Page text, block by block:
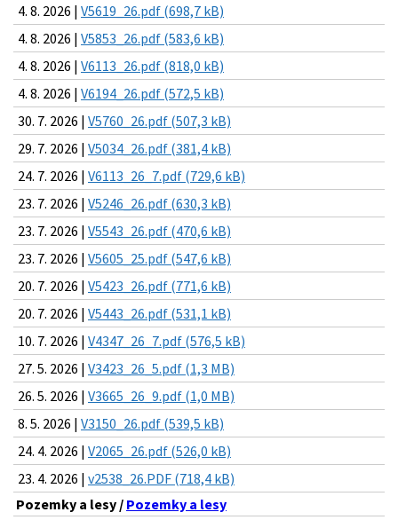
4. 8. 2026 | V5619_26.pdf (698,7 kB)
4. 8. 2026 | V5853_26.pdf (583,6 kB)
4. 8. 2026 | V6113_26.pdf (818,0 kB)
4. 8. 2026 | V6194_26.pdf (572,5 kB)
30. 7. 2026 | V5760_26.pdf (507,3 kB)
29. 7. 2026 | V5034_26.pdf (381,4 kB)
24. 7. 2026 | V6113_26_7.pdf (729,6 kB)
23. 7. 2026 | V5246_26.pdf (630,3 kB)
23. 7. 2026 | V5543_26.pdf (470,6 kB)
23. 7. 2026 | V5605_25.pdf (547,6 kB)
20. 7. 2026 | V5423_26.pdf (771,6 kB)
20. 7. 2026 | V5443_26.pdf (531,1 kB)
10. 7. 2026 | V4347_26_7.pdf (576,5 kB)
27. 5. 2026 | V3423_26_5.pdf (1,3 MB)
26. 5. 2026 | V3665_26_9.pdf (1,0 MB)
8. 5. 2026 | V3150_26.pdf (539,5 kB)
24. 4. 2026 | V2065_26.pdf (526,0 kB)
23. 4. 2026 | v2538_26.PDF (718,4 kB)
Pozemky a lesy / Pozemky a lesy